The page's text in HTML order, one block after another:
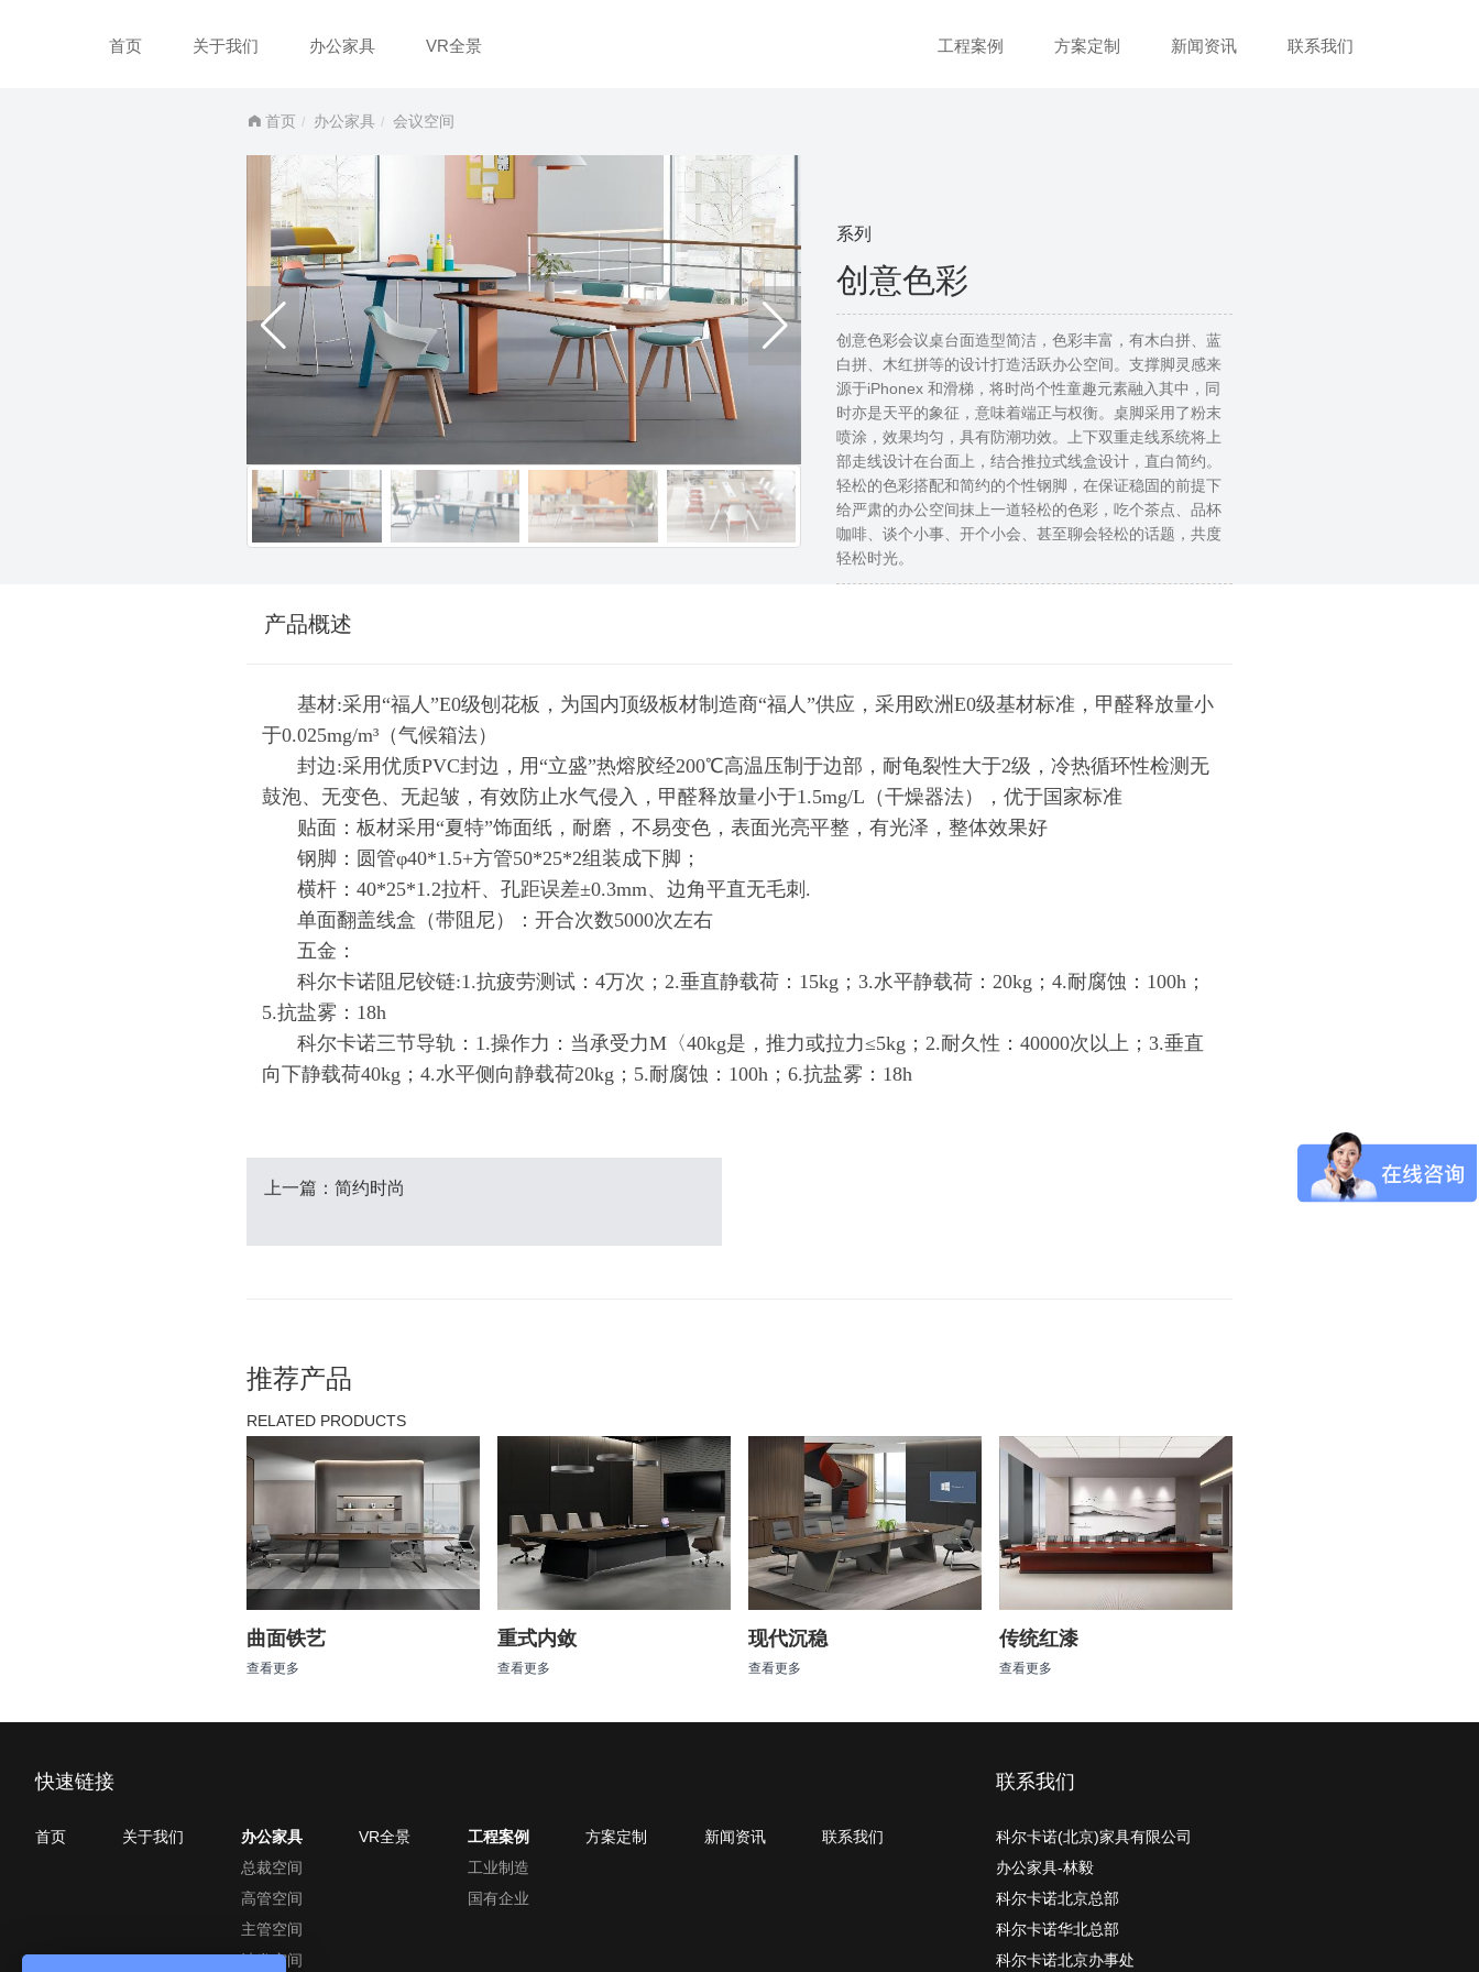
首页 关于我们 办公家具 VR全景 工程案例 方案定制 新闻资讯 联系我们
首页 办公家具 会议空间
系列
创意色彩
创意色彩会议桌台面造型简洁，色彩丰富，有木白拼、蓝
白拼、木红拼等的设计打造活跃办公空间。支撑脚灵感来
源于iPhonex 和滑梯，将时尚个性童趣元素融入其中，同
时亦是天平的象征，意味着端正与权衡。桌脚采用了粉末
喷涂，效果均匀，具有防潮功效。上下双重走线系统将上
部走线设计在台面上，结合推拉式线盒设计，直白简约。
轻松的色彩搭配和简约的个性钢脚，在保证稳固的前提下
给严肃的办公空间抹上一道轻松的色彩，吃个茶点、品杯
咖啡、谈个小事、开个小会、甚至聊会轻松的话题，共度
轻松时光。
产品概述
基材:采用“福人”E0级刨花板，为国内顶级板材制造商“福人”供应，采用欧洲E0级基材标准，甲醛释放量小
于0.025mg/m³（气候箱法）
封边:采用优质PVC封边，用“立盛”热熔胶经200℃高温压制于边部，耐龟裂性大于2级，冷热循环性检测无
鼓泡、无变色、无起皱，有效防止水气侵入，甲醛释放量小于1.5mg/L（干燥器法），优于国家标准
贴面：板材采用“夏特”饰面纸，耐磨，不易变色，表面光亮平整，有光泽，整体效果好
钢脚：圆管φ40*1.5+方管50*25*2组装成下脚；
横杆：40*25*1.2拉杆、孔距误差±0.3mm、边角平直无毛刺.
单面翻盖线盒（带阻尼）：开合次数5000次左右
五金：
科尔卡诺阻尼铰链:1.抗疲劳测试：4万次；2.垂直静载荷：15kg；3.水平静载荷：20kg；4.耐腐蚀：100h；
5.抗盐雾：18h
科尔卡诺三节导轨：1.操作力：当承受力M〈40kg是，推力或拉力≤5kg；2.耐久性：40000次以上；3.垂直
向下静载荷40kg；4.水平侧向静载荷20kg；5.耐腐蚀：100h；6.抗盐雾：18h
上一篇：简约时尚
推荐产品
RELATED PRODUCTS
曲面铁艺
查看更多
重式内敛
查看更多
现代沉稳
查看更多
传统红漆
查看更多
快速链接
首页 关于我们
办公家具
总裁空间
高管空间
主管空间
沙发空间
VR全景
工程案例
工业制造
国有企业
方案定制 新闻资讯 联系我们
联系我们
科尔卡诺(北京)家具有限公司
办公家具-林毅
科尔卡诺北京总部
科尔卡诺华北总部
科尔卡诺北京办事处